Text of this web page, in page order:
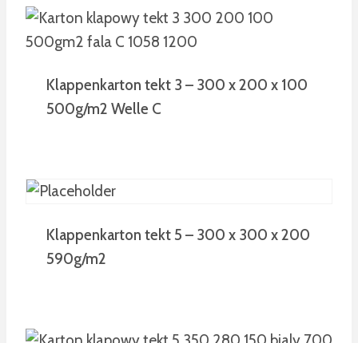
Klappenkarton tekt 3 – 300 x 200 x 100
500g/m2 Welle C
Klappenkarton tekt 5 – 300 x 300 x 200
590g/m2